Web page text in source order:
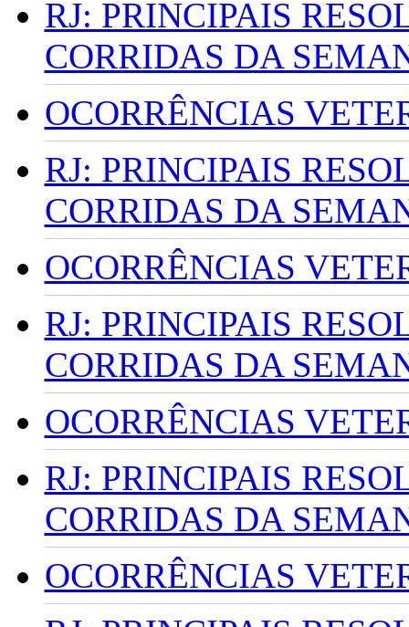
RJ: PRINCIPAIS
CORRIDAS DA
OCORRÊNCIAS
RJ: PRINCIPAIS
CORRIDAS DA
OCORRÊNCIAS
RJ: PRINCIPAIS
CORRIDAS DA
OCORRÊNCIAS
RJ: PRINCIPAIS
CORRIDAS DA
OCORRÊNCIAS